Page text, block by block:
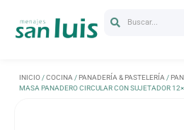
Buscar...
INICIO /COCINA /PANADERÍA & PASTELERÍA /
MASA PANADERO CIRCULAR CON SUJETADOR